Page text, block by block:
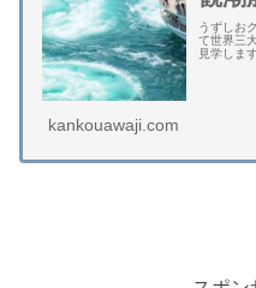
うずしお
て世界三
見学しま
kankouawaji.com